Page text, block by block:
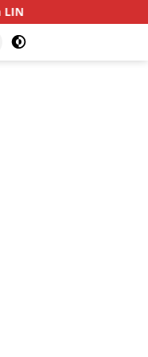
Komando Senyap